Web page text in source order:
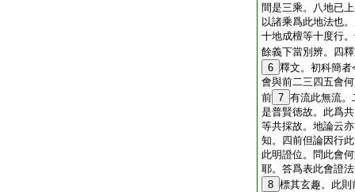
間是三乘。八地已
以諸乘爲此地法也
十地成檀等十度行
餘義下當別辨。四
6 釋文。初科簡
會與前二三四五會
前 7 有流此無流。
是普賢徳故。此爲
等共採故。地論云
知。四前但論因行
此明證位。問此會
耶。答爲表此會證
8 標其玄趣。此